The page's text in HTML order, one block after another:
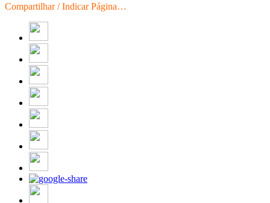
Compartilhar / Indicar Página…